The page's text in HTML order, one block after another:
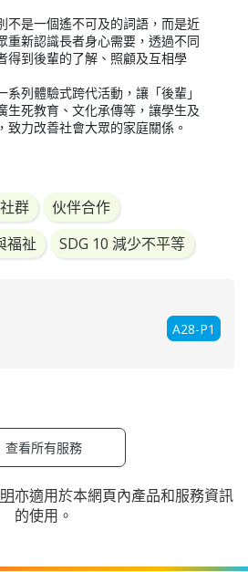
不是一個遙不可及的詞語，而是近
重新認識長者身心需要，透過不同
得到後輩的了解、照顧及互相學
列體驗式跨代活動，讓「後輩」
生死教育、文化承傳等，讓學生及
致力改善社會大眾的家庭關係。
群
伙伴合作
福祉
SDG 10 減少不平等
A28-P1
查看所有服務
亦適用於本網頁內產品和服務資訊
的使用。